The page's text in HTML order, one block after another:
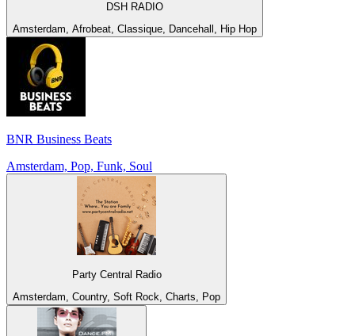
DSH RADIO
Amsterdam, Afrobeat, Classique, Dancehall, Hip Hop
BNR Business Beats
Amsterdam, Pop, Funk, Soul
Party Central Radio
Amsterdam, Country, Soft Rock, Charts, Pop